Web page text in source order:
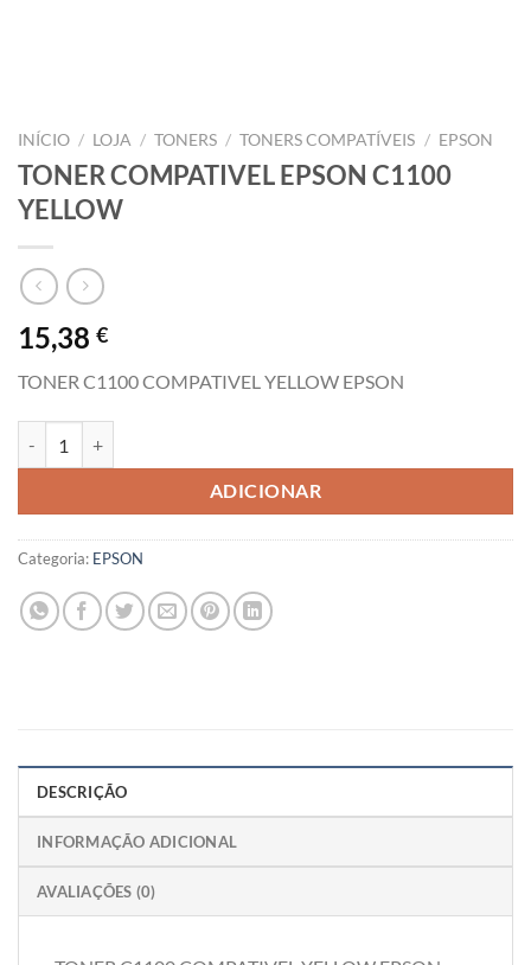
INÍCIO / LOJA / TONERS / TONERS COMPATÍVEIS / EPSON
TONER COMPATIVEL EPSON C1100
YELLOW
15,38 €
TONER C1100 COMPATIVEL YELLOW EPSON
ADICIONAR
Categoria: EPSON
DESCRIÇÃO
INFORMAÇÃO ADICIONAL
AVALIAÇÕES (0)